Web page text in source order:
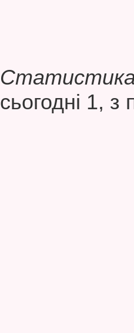
Статистика
сьогодні 1, з